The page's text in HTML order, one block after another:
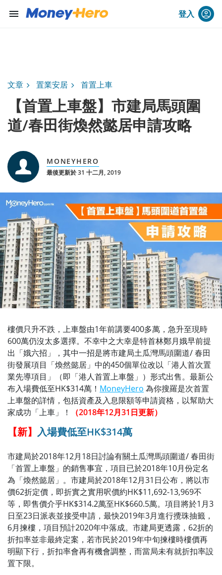
menu 登入
文章 置業安居 首置上車
【首置上車盤】市建局馬頭圍
道/春田街煥然懿居申請攻略
MONEYHERO
最後更新於 31 十二月, 2019
樓價只升不跌，上車盤由1年前講要400多萬，急升至現時
600萬仍沒太多選擇。不幸中之大幸是特首林鄭月娥早前提
出「娥六招」，其中一招是將市建局土瓜灣馬頭圍道/ 春田
街發展項目「煥然懿居」中的450個單位改以「港人首次置
業先導項目」（即「港人首置上車盤」）形式出售。最新公
布入場費低至HK$314萬！ MoneyHero 為你搜羅是次首置
上車盤的詳情，包括資產及入息限額等申請資格，以幫助大
家成功「上車」！
（2018年12月31日更新）
【新】 入場費低至HK$314萬
市建局於2018年12月18日討論有關土瓜灣馬頭圍道/ 春田街
「首置上車盤」的銷售事宜，項目已於2018年10月份定名
為「煥然懿居」。市建局於2018年12月31日公布，將以市
價62折定價，即折實之實用呎價約HK$11,692-13,969不
等，即售價介乎HK$314.2萬至HK$660.5萬。項目將於1月3
日至23日派表並接受申請，最快2019年3月進行攪珠抽籤，
6月揀樓，項目預計2020年中落成。市建局更透露，62折的
折扣率並非最終定案，若市民於2019年中旬揀樓時樓價再
明顯下行，折扣率會再有機會調整，而當局未有就折扣率設
置下限。